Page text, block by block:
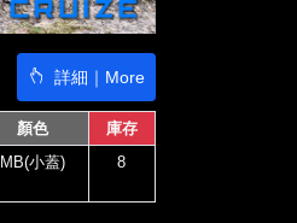
詳細｜More
顏色 庫存
MB(小蓋) 8